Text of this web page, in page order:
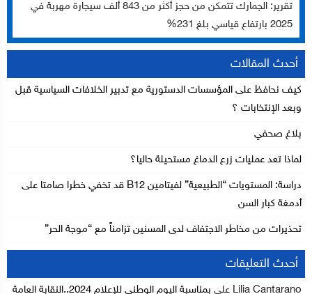
تقرير: الجمارك تتمكن من حجز أكثر من 843 ألف سيجارة مهربة في
2025 بارتفاع قياسي بلغ 231%
أحدث المقالات
كيف نحافظ على المؤسسات الدستورية مع تدبير الخلافات السياسية قبل
وبعد الإنتخابات ؟
بلاغ صحفي
لماذا تعد عمليات زرع الدماغ مستحيلة حاليا؟
دراسة: المستويات “الطبيعية” لفيتامين B12 قد تخفي خطرا صامتا على
أدمغة كبار السن
تحذيرات من مخاطر الاجتفاف لدى المسنين تزامناً مع “موجة الحر”
أحدث التعليقات
Lilia Cantarano على
بمناسبة اليوم الوطني للإعلام 2024..النقابة العامة